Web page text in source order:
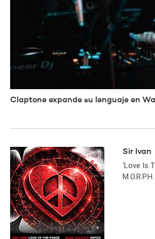
Claptone expande su lenguaje en
Sir Ivan
‘Love Is